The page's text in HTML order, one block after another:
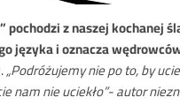
pochodzi z naszej kochanej
języka i oznacza
.„Podróżujemy nie po to, by
nam nie uciekło”- autor